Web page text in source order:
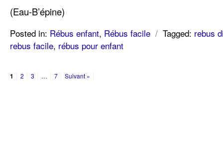
(Eau-B’épine)
Posted in: Rébus enfant, Rébus facile / Tagged: rebus
rebus facile, rébus pour enfant
1 2 3 … 7 Suivant »